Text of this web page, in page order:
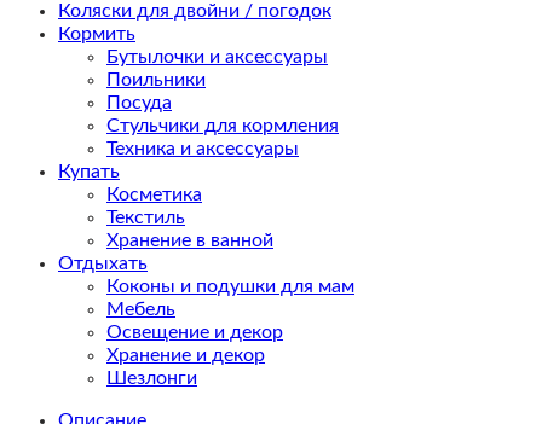
Коляски для двойни / погодок
Кормить
Бутылочки и аксессуары
Поильники
Посуда
Стульчики для кормления
Техника и аксессуары
Купать
Косметика
Текстиль
Хранение в ванной
Отдыхать
Коконы и подушки для мам
Мебель
Освещение и декор
Хранение и декор
Шезлонги